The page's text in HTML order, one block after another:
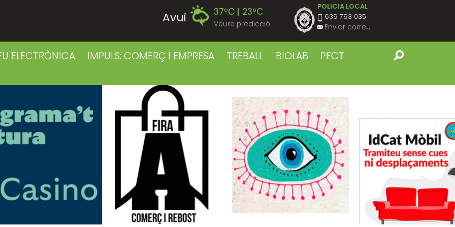
Avui 37ºC 23ºC
Veure predicció
Divendres 40ºC 23ºC
Diumenge 38ºC 23ºC
Dilluns 38ºC 23ºC
Dimarts 39ºC 22ºC
Dimecres 39ºC 23ºC
POLICIA LOCAL
639 793 035
Enviar correu
ELECTRÒNICA IMPULS: COMERÇ I EMPRESA TREBALL BIOLAB
PECT